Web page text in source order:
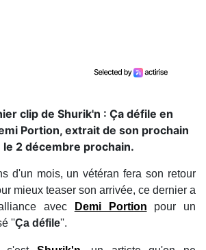
clip de Shurik'n : Ça défile en
Portion, extrait de son prochain
2 décembre prochain.
d'un mois, un vétéran fera son retour
mieux teaser son arrivée, ce dernier a
avec
Demi Portion pour un
''Ça défile''.